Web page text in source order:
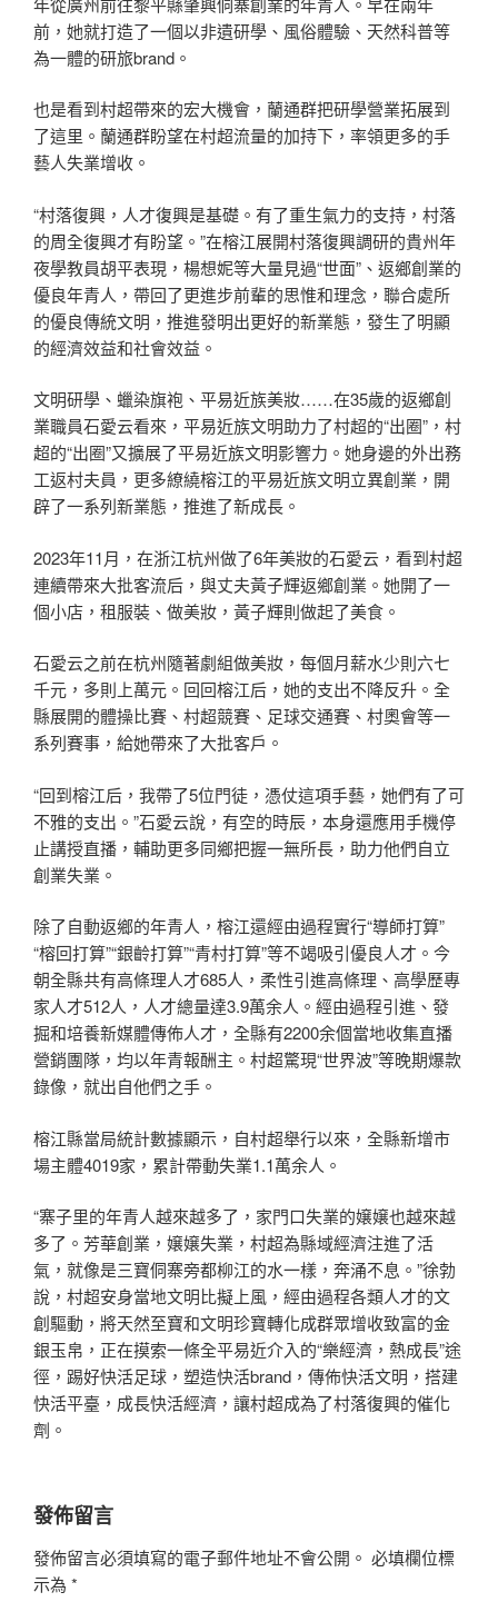
前，她就打造了一個以非遺研學、風俗體驗、天然科普等
為一體的研旅brand。
也是看到村超帶來的宏大機會，蘭通群把研學營業拓展到
了這里。蘭通群盼望在村超流量的加持下，率領更多的手
藝人失業增收。
“村落復興，人才復興是基礎。有了重生氣力的支持，村落
的周全復興才有盼望。”在榕江展開村落復興調研的貴州年
夜學教員胡平表現，楊想妮等大量見過“世面”、返鄉創業的
優良年青人，帶回了更進步前輩的思惟和理念，聯合處所
的優良傳統文明，推進發明出更好的新業態，發生了明顯
的經濟效益和社會效益。
文明研學、蠟染旗袍、平易近族美妝……在35歲的返鄉創
業職員石愛云看來，平易近族文明助力了村超的“出圈”，村
超的“出圈”又擴展了平易近族文明影響力。她身邊的外出務
工返村夫員，更多繚繞榕江的平易近族文明立異創業，開
辟了一系列新業態，推進了新成長。
2023年11月，在浙江杭州做了6年美妝的石愛云，看到村超
連續帶來大批客流后，與丈夫黃子輝返鄉創業。她開了一
個小店，租服裝、做美妝，黃子輝則做起了美食。
石愛云之前在杭州隨著劇組做美妝，每個月薪水少則六七
千元，多則上萬元。回回榕江后，她的支出不降反升。全
縣展開的體操比賽、村超競賽、足球交通賽、村奧會等一
系列賽事，給她帶來了大批客戶。
“回到榕江后，我帶了5位門徒，憑仗這項手藝，她們有了可
不雅的支出。”石愛云說，有空的時辰，本身還應用手機停
止講授直播，輔助更多同鄉把握一無所長，助力他們自立
創業失業。
除了自動返鄉的年青人，榕江還經由過程實行“導師打算”
“榕回打算”“銀齡打算”“青村打算”等不竭吸引優良人才。今
朝全縣共有高條理人才685人，柔性引進高條理、高學歷專
家人才512人，人才總量達3.9萬余人。經由過程引進、發
掘和培養新媒體傳佈人才，全縣有2200余個當地收集直播
營銷團隊，均以年青報酬主。村超驚現“世界波”等晚期爆款
錄像，就出自他們之手。
榕江縣當局統計數據顯示，自村超舉行以來，全縣新增市
場主體4019家，累計帶動失業1.1萬余人。
“寨子里的年青人越來越多了，家門口失業的嬢嬢也越來越
多了。芳華創業，嬢嬢失業，村超為縣域經濟注進了活
氣，就像是三寶侗寨旁都柳江的水一樣，奔涌不息。”徐勃
說，村超安身當地文明比擬上風，經由過程各類人才的文
創驅動，將天然至寶和文明珍寶轉化成群眾增收致富的金
銀玉帛，正在摸索一條全平易近介入的“樂經濟，熱成長”途
徑，踢好快活足球，塑造快活brand，傳佈快活文明，搭建
快活平臺，成長快活經濟，讓村超成為了村落復興的催化
劑。
發佈留言
發佈留言必須填寫的電子郵件地址不會公開。 必填欄位標
示為 *